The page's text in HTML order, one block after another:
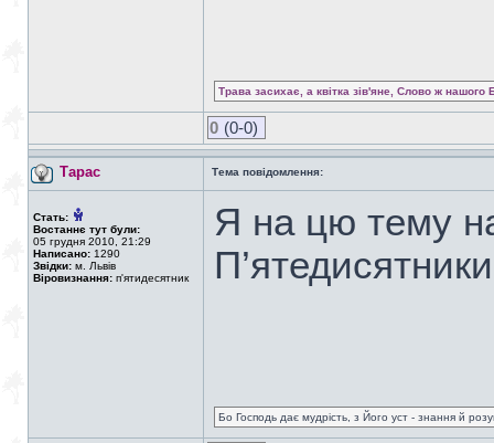
Трава засихає, а квітка зів'яне, Слово ж нашого
0 (0-0)
Тарас Тема повідомлення:
Стать:
Востаннє тут були:
05 грудня 2010, 21:29
Написано: 1290
Звідки: м. Львів
Віровизнання: п'ятидесятник
Я на цю тему
Бо Господь дає мудрість, з Його уст - знання й